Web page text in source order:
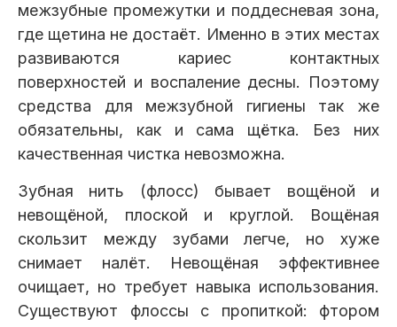
межзубные промежутки и поддесневая зона,
где щетина не достаёт. Именно в этих местах
развиваются кариес контактных
поверхностей и воспаление десны. Поэтому
средства для межзубной гигиены так же
обязательны, как и сама щётка. Без них
качественная чистка невозможна.
Зубная нить (флосс) бывает вощёной и
невощёной, плоской и круглой. Вощёная
скользит между зубами легче, но хуже
снимает налёт. Невощёная эффективнее
очищает, но требует навыка использования.
Существуют флоссы с пропиткой: фтором